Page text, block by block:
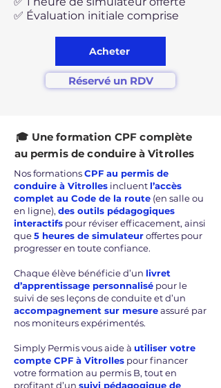
✅ Évaluation initiale comprise
Acheter
Réservé un RDV
🎓 Une formation CPF complète
au permis de conduire à Vitrolles
Nos formationsCPF au permis de
conduire à Vitrolles incluent l’accès
complet au Code de la route (en salle ou
en ligne), des outils pédagogiques
interactifs pour réviser efficacement, ainsi
que5 heures de simulateuroffertes pour
progresser en toute confiance.
Chaque élève bénéficie d’un livret
d’apprentissage personnalisé pour le
suivi de ses leçons de conduite et d’un
accompagnement sur mesureassuré par
nos moniteurs expérimentés.
Simply Permis vous aide à utiliser votre
compte CPF à Vitrolles pour financer
votre formation au permis B, tout en
profitant d’un suivi pédagogique de